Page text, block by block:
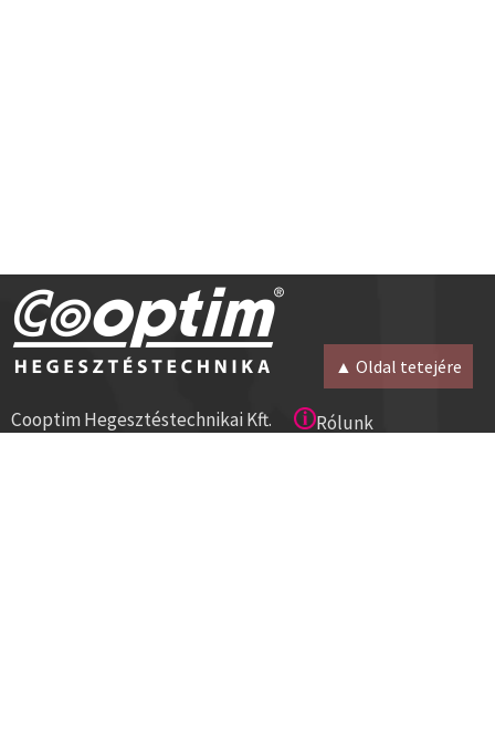
▲ Oldal tetejére
Cooptim Hegesztéstechnikai Kft. Rólunk